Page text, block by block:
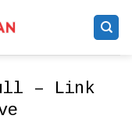
– Link